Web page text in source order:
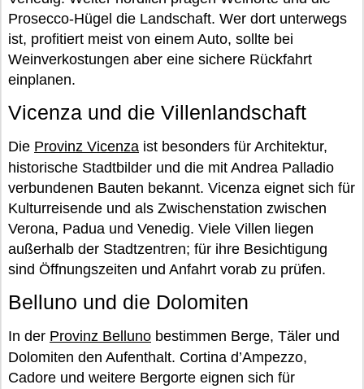
Prosecco-Hügel die Landschaft. Wer dort unterwegs
ist, profitiert meist von einem Auto, sollte bei
Weinverkostungen aber eine sichere Rückfahrt
einplanen.
Vicenza und die Villenlandschaft
Die Provinz Vicenza ist besonders für Architektur,
historische Stadtbilder und die mit Andrea Palladio
verbundenen Bauten bekannt. Vicenza eignet sich für
Kulturreisende und als Zwischenstation zwischen
Verona, Padua und Venedig. Viele Villen liegen
außerhalb der Stadtzentren; für ihre Besichtigung
sind Öffnungszeiten und Anfahrt vorab zu prüfen.
Belluno und die Dolomiten
In der Provinz Belluno bestimmen Berge, Täler und
Dolomiten den Aufenthalt. Cortina d’Ampezzo,
Cadore und weitere Bergorte eignen sich für